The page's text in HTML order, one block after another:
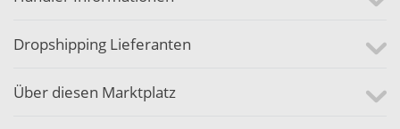
Dropshipping Lieferanten
Über diesen Marktplatz